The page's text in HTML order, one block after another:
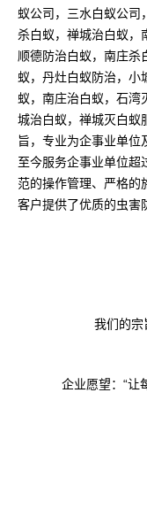
蚁公司，三水白蚁公司
杀白蚁，禅城治白蚁，
顺德防治白蚁，南庄杀
蚁，丹灶白蚁防治，小
蚁，南庄治白蚁，石湾
城治白蚁，禅城灭白蚁
旨，专业为企事业单位
至今服务企事业单位超
范的操作管理、严格的
客户提供了优质的虫害
我们的宗
企业愿望： “让